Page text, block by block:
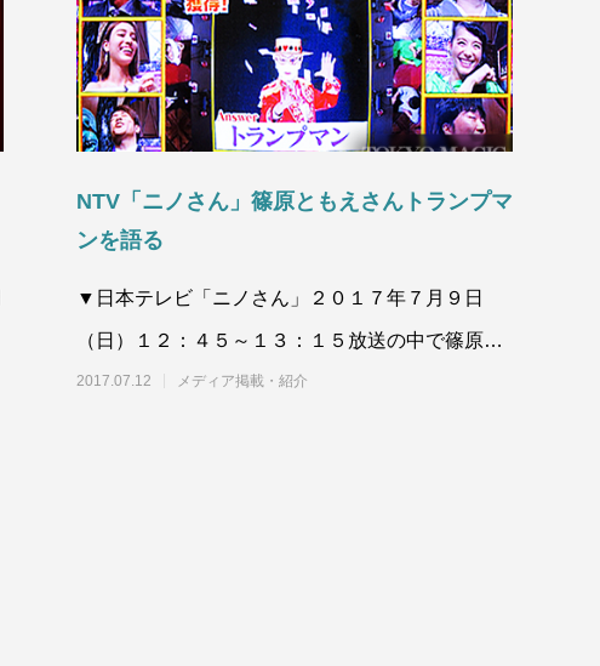
NTV「ニノさん」篠原ともえさんトランプマ
ンを語る
▼日本テレビ「ニノさん」２０１７年７月９日
（日）１２：４５～１３：１５放送の中で篠原と
もえさんがトラ
2017.07.12 メディア掲載・紹介